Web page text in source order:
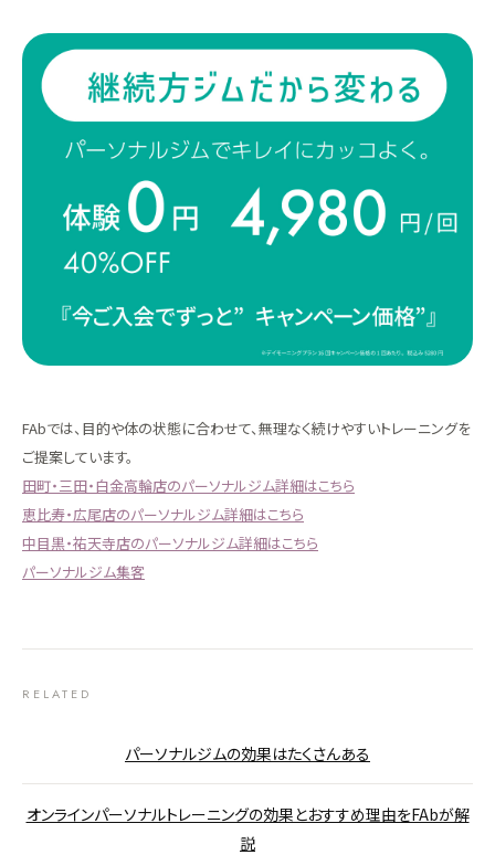
FAbでは、目的や体の状態に合わせて、無理なく続けやすいトレーニングを
ご提案しています。
田町・三田・白金高輪店のパーソナルジム詳細はこちら
恵比寿・広尾店のパーソナルジム詳細はこちら
中目黒・祐天寺店のパーソナルジム詳細はこちら
パーソナルジム集客
RELATED
パーソナルジムの効果はたくさんある
オンラインパーソナルトレーニングの効果とおすすめ理由をFAbが解
説